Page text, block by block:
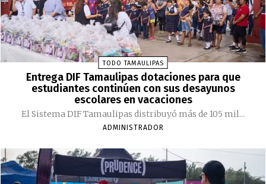
TODO TAMAULIPAS
Entrega DIF Tamaulipas dotaciones para que
estudiantes continúen con sus desayunos
escolares en vacaciones
El Sistema DIF Tamaulipas distribuyó más de 105 mil...
ADMINISTRADOR